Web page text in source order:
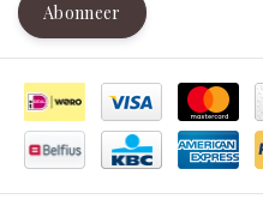
Abonneer